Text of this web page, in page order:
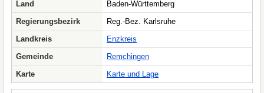
Land
Baden-Württemberg
Regierungsbezirk
Reg.-Bez. Karlsruhe
Landkreis
Enzkreis
Gemeinde
Remchingen
Karte
Karte und Lage